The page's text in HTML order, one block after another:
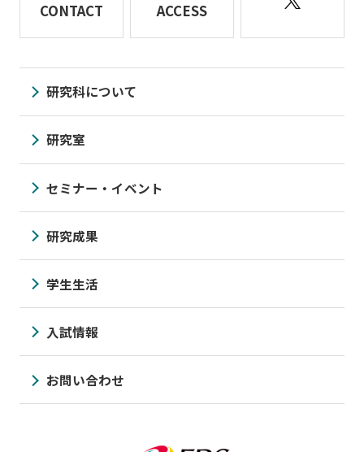
CONTACT ACCESS
研究科について
研究室
セミナー・イベント
研究成果
学生生活
入試情報
お問い合わせ